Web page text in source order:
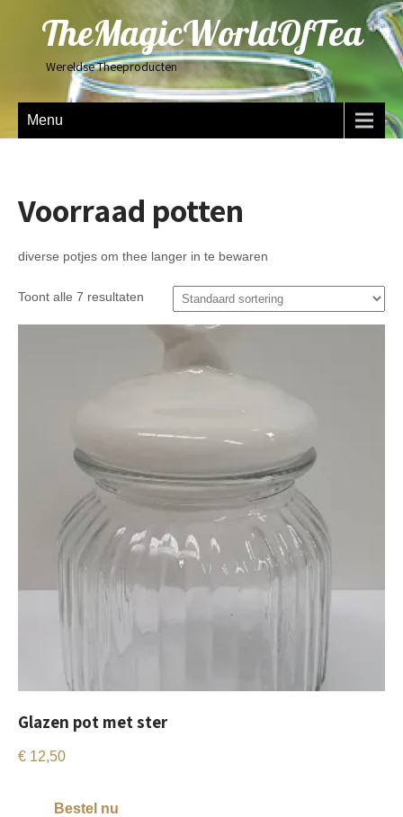
TheMagicWorldOfTea
Wereldse Theeproducten
Menu
Voorraad potten
diverse potjes om thee langer in te bewaren
Toont alle 7 resultaten
Glazen pot met ster
€ 12,50
Bestel nu